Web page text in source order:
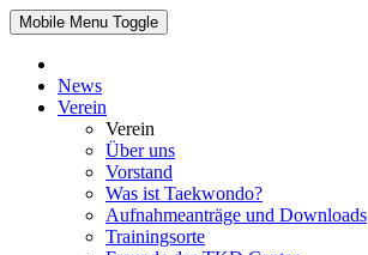
Mobile Menu Toggle
News
Verein
Verein
Über uns
Vorstand
Was ist Taekwondo?
Aufnahmeanträge und Downloads
Trainingsorte